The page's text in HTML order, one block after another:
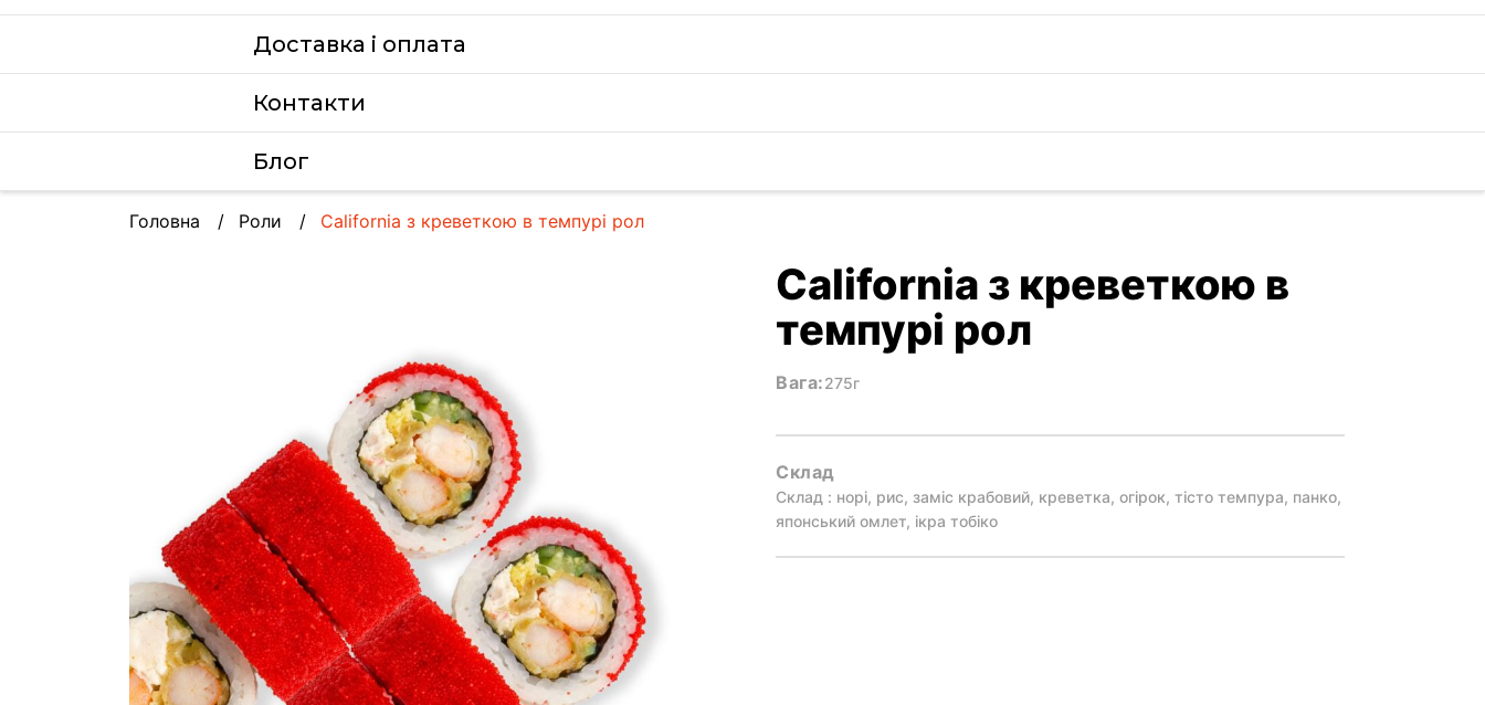
Доставка i оплата
Контакти
Блог
Головна Роли California з креветкою в темпурі рол
California з креветкою в
темпурі рол
Вага:275г
Склад
Склад : норі, рис, заміс крабовий, креветка, огірок, тісто темпура, панко,
японський омлет, ікра тобіко